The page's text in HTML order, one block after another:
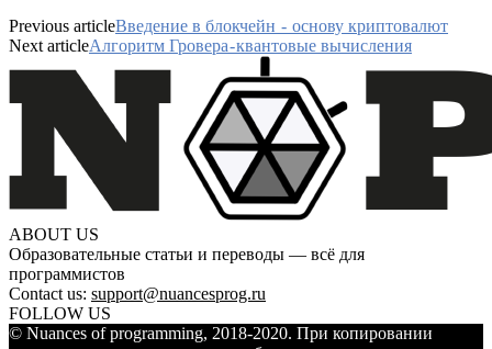
Previous articleВведение в блокчейн - основу криптовалют
Next articleАлгоритм Гровера - квантовые вычисления
ABOUT US
Образовательные статьи и переводы — всё для
программистов
Contact us: support@nuancesprog.ru
FOLLOW US
© Nuances of programming, 2018-2020. При копировании